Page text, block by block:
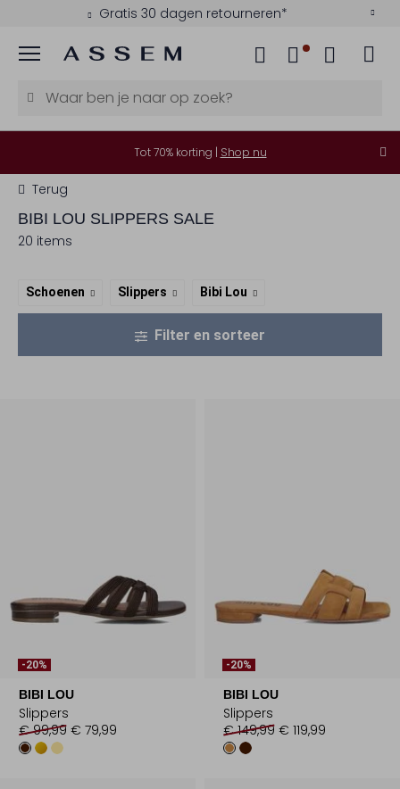
Gratis 30 dagen retourneren*
Menu
Tot 70% korting | Shop nu
Terug
BIBI LOU SLIPPERS SALE
20 items
Schoenen Slippers Bibi Lou
Filter en sorteer
-20%
BIBI LOU
Slippers
€ 99,99 € 79,99
-20%
BIBI LOU
Slippers
€ 149,99 € 119,99